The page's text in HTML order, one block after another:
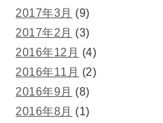
2017年3月 (9)
2017年2月 (3)
2016年12月 (4)
2016年11月 (2)
2016年9月 (8)
2016年8月 (1)